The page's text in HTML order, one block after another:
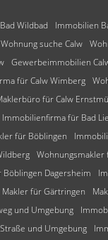
Wildbad Immobilien
Wohnung suche Calw
Gewerbeimmobilien
für Calw Wimberg
für Calw
Immobilienfirma für Bad
für Böblingen
Wohnungsmakler
Dagersheim
Makler für Gärtringen
und Umgebung
und Umgebung